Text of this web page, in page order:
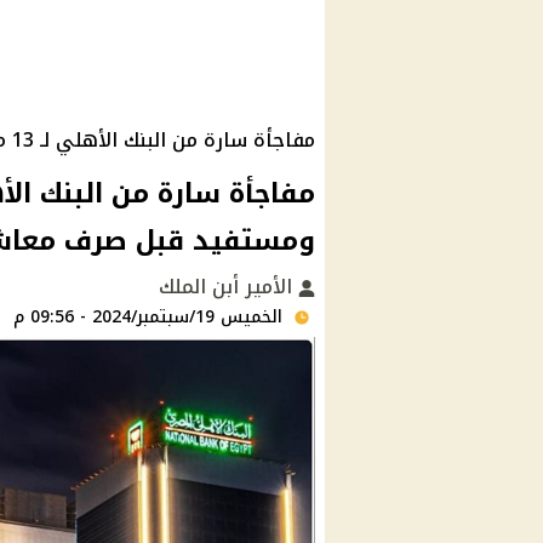
مفاجأة سارة من البنك الأهلي لـ 13 مليون صاحب معاش
ومستفيد قبل صرف معاشات أكتوبر
الأمير أبن الملك
الخميس 19/سبتمبر/2024 - 09:56 م